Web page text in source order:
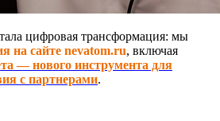
цифровая трансформация: мы
на сайте nevatom.ru, включая
— нового инструмента для
с партнерами.